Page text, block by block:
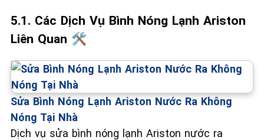
5.1. Các Dịch Vụ Bình Nóng Lạnh Ariston
Liên Quan 🛠️
Sửa Bình Nóng Lạnh Ariston Nước Ra Không
Nóng Tại Nhà
Dịch vụ sửa bình nóng lạnh Ariston nước ra